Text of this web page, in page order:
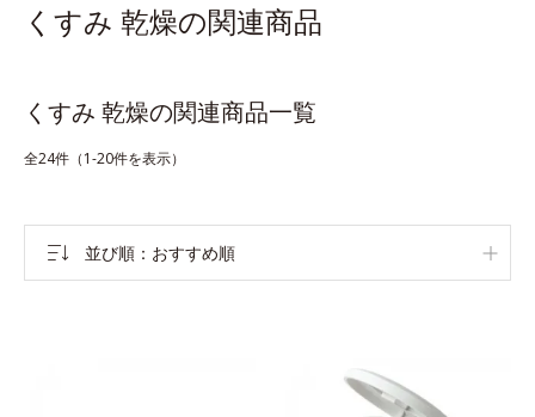
くすみ 乾燥の関連商品
くすみ 乾燥の関連商品一覧
全24件（1-20件を表示）
並び順 おすすめ順